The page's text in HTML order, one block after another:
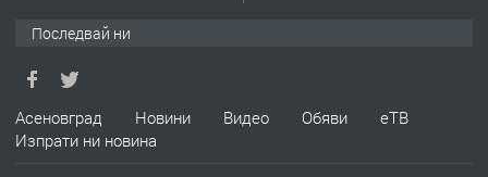
преди 2 години
Последвай ни
Асеновград Новини Видео Обяви
еТВ
Изпрати ни новина